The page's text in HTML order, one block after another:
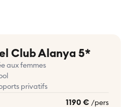
Club Alanya 5*
aux femmes
privatifs
1190 € /pers